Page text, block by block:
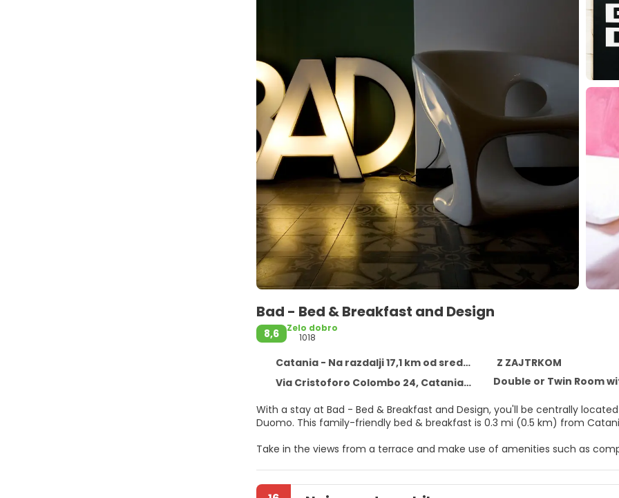
Bad - Bed & Breakfast and Design
8,6
Zelo dobro
1018
Catania - Na razdalji 17,1 km od središča
Z ZAJTRKOM
Via Cristoforo Colombo 24, Catania 95121
Double or Twin Room
With a stay at Bad - Bed & Breakfast and Design, you'll be centrally
Duomo. This family-friendly bed & breakfast is 0.3 mi (0.5 km) from
Take in the views from a terrace and make use of amenities such as
Make yourself at home in one of the 3 guestrooms featuring minibars.